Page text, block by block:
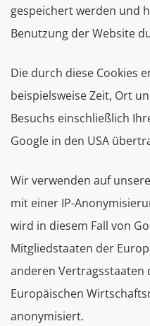
gespeichert werden und
Benutzung der Website
Die durch diese Cookies
beispielsweise Zeit, Ort
Besuchs einschließlich
Google in den USA
Wir verwenden auf
mit einer IP-
wird in diesem Fall von
Mitgliedstaaten der
anderen Vertragsstaaten
Europäischen
anonymisiert.